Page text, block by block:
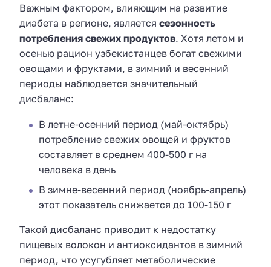
Важным фактором, влияющим на развитие
диабета в регионе, является сезонность
потребления свежих продуктов. Хотя летом и
осенью рацион узбекистанцев богат свежими
овощами и фруктами, в зимний и весенний
периоды наблюдается значительный
дисбаланс:
В летне-осенний период (май-октябрь)
потребление свежих овощей и фруктов
составляет в среднем 400-500 г на
человека в день
В зимне-весенний период (ноябрь-апрель)
этот показатель снижается до 100-150 г
Такой дисбаланс приводит к недостатку
пищевых волокон и антиоксидантов в зимний
период, что усугубляет метаболические